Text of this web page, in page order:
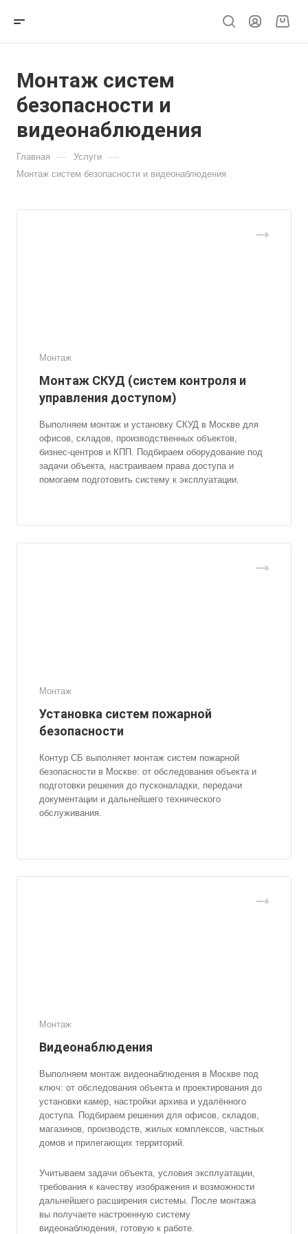
Монтаж систем
безопасности и
видеонаблюдения
Главная — Услуги —
Монтаж систем безопасности и видеонаблюдения
Монтаж
Монтаж СКУД (систем контроля и
управления доступом)
Выполняем монтаж и установку СКУД в Москве для
офисов, складов, производственных объектов,
бизнес-центров и КПП. Подбираем оборудование под
задачи объекта, настраиваем права доступа и
помогаем подготовить систему к эксплуатации.
Монтаж
Установка систем пожарной
безопасности
Контур СБ выполняет монтаж систем пожарной
безопасности в Москве: от обследования объекта и
подготовки решения до пусконаладки, передачи
документации и дальнейшего технического
обслуживания.
Монтаж
Видеонаблюдения
Выполняем монтаж видеонаблюдения в Москве под
ключ: от обследования объекта и проектирования до
установки камер, настройки архива и удалённого
доступа. Подбираем решения для офисов, складов,
магазинов, производств, жилых комплексов, частных
домов и прилегающих территорий.
Учитываем задачи объекта, условия эксплуатации,
требования к качеству изображения и возможности
дальнейшего расширения системы. После монтажа
вы получаете настроенную систему
видеонаблюдения, готовую к работе.